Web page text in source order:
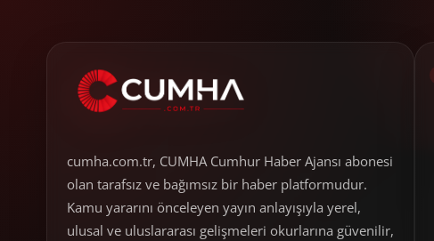
cumha.com.tr, CUMHA Cumhur Haber Ajansı abonesi
olan tarafsız ve bağımsız bir haber platformudur.
Kamu yararını önceleyen yayın anlayışıyla yerel,
ulusal ve uluslararası gelişmeleri okurlarına güvenilir,